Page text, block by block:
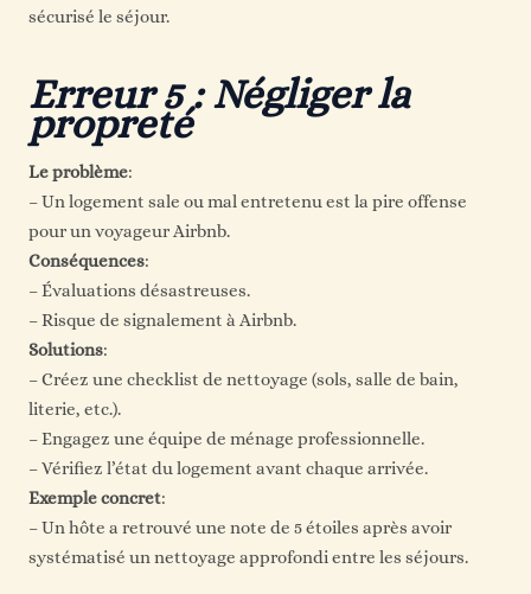
sécurisé le séjour.
Erreur 5 : Négliger la
propreté
Le problème:
– Un logement sale ou mal entretenu est la pire offense
pour un voyageur Airbnb.
Conséquences:
– Évaluations désastreuses.
– Risque de signalement à Airbnb.
Solutions:
– Créez une checklist de nettoyage (sols, salle de bain,
literie, etc.).
– Engagez une équipe de ménage professionnelle.
– Vérifiez l’état du logement avant chaque arrivée.
Exemple concret:
– Un hôte a retrouvé une note de 5 étoiles après avoir
systématisé un nettoyage approfondi entre les séjours.